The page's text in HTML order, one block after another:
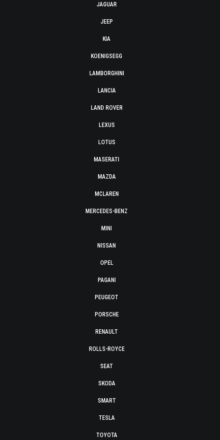
JAGUAR
JEEP
KIA
KOENIGSEGG
LAMBORGHINI
LANCIA
LAND ROVER
LEXUS
LOTUS
MASERATI
MAZDA
MCLAREN
MERCEDES-BENZ
MINI
NISSAN
OPEL
PAGANI
PEUGEOT
PORSCHE
RENAULT
ROLLS-ROYCE
SEAT
SKODA
SMART
TESLA
TOYOTA